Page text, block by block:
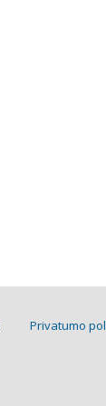
Privatumo